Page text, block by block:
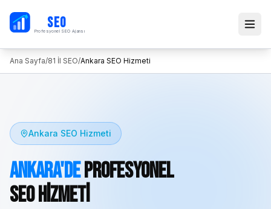
SEO
Profesyonel SEO Ajansı
Ana Sayfa/81 İl SEO/Ankara SEO Hizmeti
Ankara SEO Hizmeti
Ankara'deProfesyonel
SEO Hizmeti